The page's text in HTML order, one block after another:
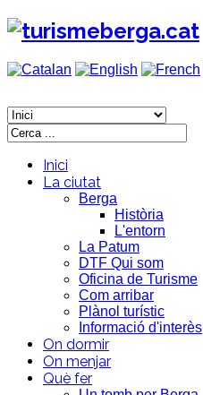
Inici
La ciutat
Berga
Història
L'entorn
La Patum
DTF Qui som
Oficina de Turisme
Com arribar
Plànol turístic
Informació d'interès
On dormir
On menjar
Què fer